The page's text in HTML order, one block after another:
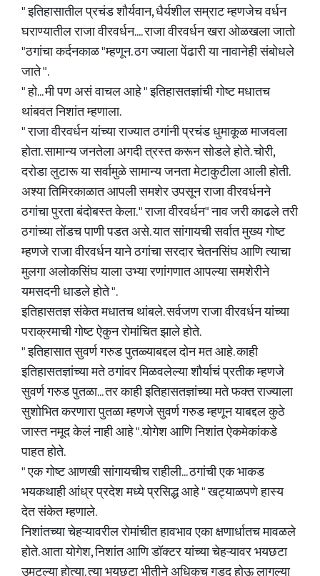
" इतिहासातील प्रचंड शौर्यवान, धैर्यशील सम्राट म्हणजेच वर्धन
घराण्यातील राजा वीरवर्धन.... राजा वीरवर्धन खरा ओळखला जातो
"ठगांचा कर्दनकाळ "म्हणून. ठग ज्याला पेंढारी या नावानेही संबोधले
जाते ".
" हो... मी पण असं वाचल आहे " इतिहासतज्ञांची गोष्ट मधातच
थांबवत निशांत म्हणाला.
" राजा वीरवर्धन यांच्या राज्यात ठगांनी प्रचंड धुमाकूळ माजवला
होता. सामान्य जनतेला अगदी त्रस्त करून सोडले होते. चोरी,
दरोडा लुटारू या सर्वामुळे सामान्य जनता मेटाकुटीला आली होती.
अश्या तिमिरकाळात आपली समशेर उपसून राजा वीरवर्धनने
ठगांचा पुरता बंदोबस्त केला. " राजा वीरवर्धन" नाव जरी काढले तरी
ठगांच्या तोंडच पाणी पडत असे. यात सांगायची सर्वात मुख्य गोष्ट
म्हणजे राजा वीरवर्धन याने ठगांचा सरदार चेतनसिंघ आणि त्याचा
मुलगा अलोकसिंघ याला उभ्या रणांगणात आपल्या समशेरीने
यमसदनी धाडले होते ".
इतिहासतज्ञ संकेत मधातच थांबले. सर्वजण राजा वीरवर्धन यांच्या
पराक्रमाची गोष्ट ऐकुन रोमांचित झाले होते.
" इतिहासात सुवर्ण गरुड पुतळ्याबद्दल दोन मत आहे. काही
इतिहासतज्ञांच्या मते ठगांवर मिळवलेल्या शौर्याचं प्रतीक म्हणजे
सुवर्ण गरुड पुतळा... तर काही इतिहासतज्ञांच्या मते फक्त राज्याला
सुशोभित करणारा पुतळा म्हणजे सुवर्ण गरुड म्हणून याबद्दल कुठे
जास्त नमूद केलं नाही आहे ".योगेश आणि निशांत ऐकमेकांकडे
पाहत होते.
" एक गोष्ट आणखी सांगायचीच राहीली... ठगांची एक भाकड
भयकथाही आंध्र प्रदेश मध्ये प्रसिद्ध आहे " खट्याळपणे हास्य
देत संकेत म्हणाले.
निशांतच्या चेहऱ्यावरील रोमांचीत हावभाव एका क्षणार्धातच मावळले
होते. आता योगेश, निशांत आणि डॉक्टर यांच्या चेहऱ्यावर भयछटा